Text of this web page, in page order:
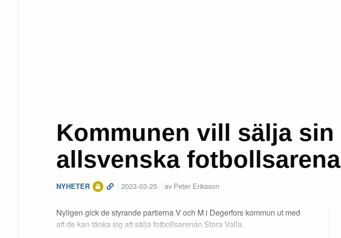
Kommunen vill sälja sin
allsvenska fotbollsarena
NYHETER 2023-03-25 av Peter Eriksson
Nyligen gick de styrande partierna V och M i Degerfors kommun ut med
att de kan tänka sig att sälja fotbollsarenan Stora Valla.